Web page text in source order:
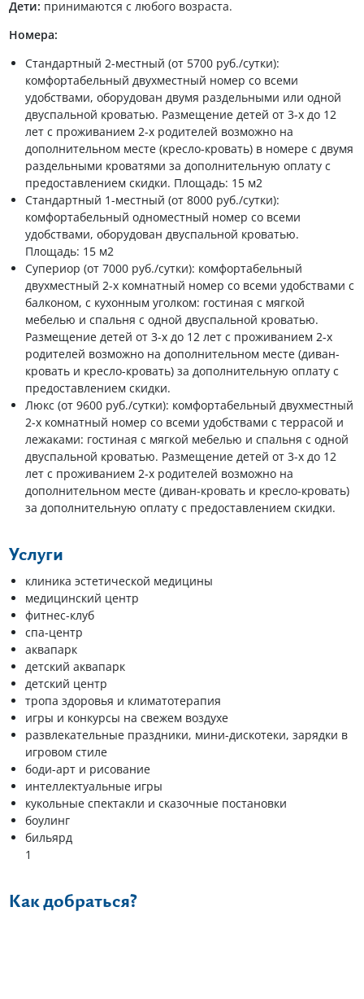
Дети: принимаются с любого возраста.
Номера:
Стандартный 2-местный (от 5700 руб./сутки):
комфортабельный двухместный номер со всеми
удобствами, оборудован двумя раздельными или одной
двуспальной кроватью. Размещение детей от 3-х до 12
лет с проживанием 2-х родителей возможно на
дополнительном месте (кресло-кровать) в номере с двумя
раздельными кроватями за дополнительную оплату с
предоставлением скидки. Площадь: 15 м2
Стандартный 1-местный (от 8000 руб./сутки):
комфортабельный одноместный номер со всеми
удобствами, оборудован двуспальной кроватью.
Площадь: 15 м2
Супериор (от 7000 руб./сутки): комфортабельный
двухместный 2-х комнатный номер со всеми удобствами с
балконом, с кухонным уголком: гостиная с мягкой
мебелью и спальня с одной двуспальной кроватью.
Размещение детей от 3-х до 12 лет с проживанием 2-х
родителей возможно на дополнительном месте (диван-
кровать и кресло-кровать) за дополнительную оплату с
предоставлением скидки.
Люкс (от 9600 руб./сутки): комфортабельный двухместный
2-х комнатный номер со всеми удобствами с террасой и
лежаками: гостиная с мягкой мебелью и спальня с одной
двуспальной кроватью. Размещение детей от 3-х до 12
лет с проживанием 2-х родителей возможно на
дополнительном месте (диван-кровать и кресло-кровать)
за дополнительную оплату с предоставлением скидки.
Услуги
клиника эстетической медицины
медицинский центр
фитнес-клуб
спа-центр
аквапарк
детский аквапарк
детский центр
тропа здоровья и климатотерапия
игры и конкурсы на свежем воздухе
развлекательные праздники, мини-дискотеки, зарядки в
игровом стиле
боди-арт и рисование
интеллектуальные игры
кукольные спектакли и сказочные постановки
боулинг
бильярд
1
Как добраться?